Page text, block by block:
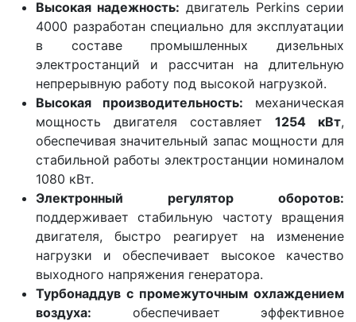
Высокая надежность: двигатель Perkins серии
4000 разработан специально для эксплуатации
в составе промышленных дизельных
электростанций и рассчитан на длительную
непрерывную работу под высокой нагрузкой.
Высокая производительность: механическая
мощность двигателя составляет 1254 кВт,
обеспечивая значительный запас мощности для
стабильной работы электростанции номиналом
1080 кВт.
Электронный регулятор оборотов:
поддерживает стабильную частоту вращения
двигателя, быстро реагирует на изменение
нагрузки и обеспечивает высокое качество
выходного напряжения генератора.
Турбонаддув с промежуточным охлаждением
воздуха: обеспечивает эффективное